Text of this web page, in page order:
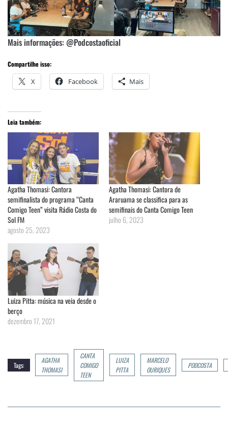
Mais informações: @Podcostaoficial
Compartilhe isso:
X Facebook Mais
Leia também:
Agatha Thomasi: Cantora
semifinalista do programa “Canta
Comigo Teen” visita Rádio Costa do
Sol FM
agosto 25, 2023
Agatha Thomasi: Cantora de
Araruama se classifica para as
semifinais do Canta Comigo Teen
julho 6, 2023
Luiza Pitta: música na veia desde o
berço
dezembro 17, 2021
Tags:
AGATHA
THOMASI
CANTA
COMIGO
TEEN
LUIZA
PITTA
MARCELO
OURIQUES
PODCOSTA